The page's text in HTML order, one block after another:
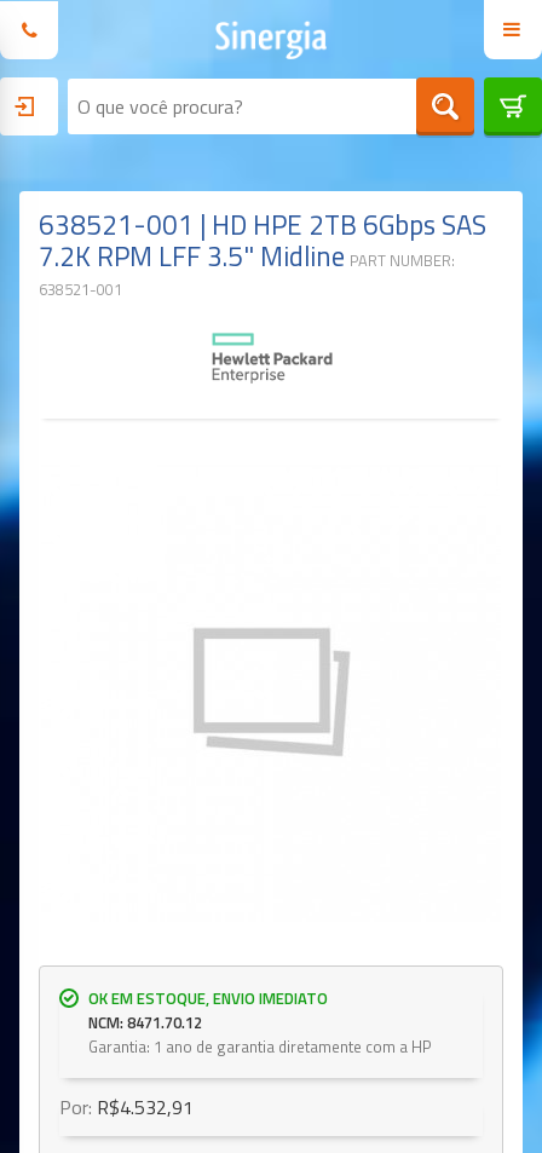
638521-001 | HD HPE 2TB 6Gbps SAS
7.2K RPM LFF 3.5" Midline PART NUMBER:
638521-001
OK EM ESTOQUE, ENVIO IMEDIATO
NCM: 8471.70.12
Garantia: 1 ano de garantia diretamente com a HP
Por: R$4.532,91